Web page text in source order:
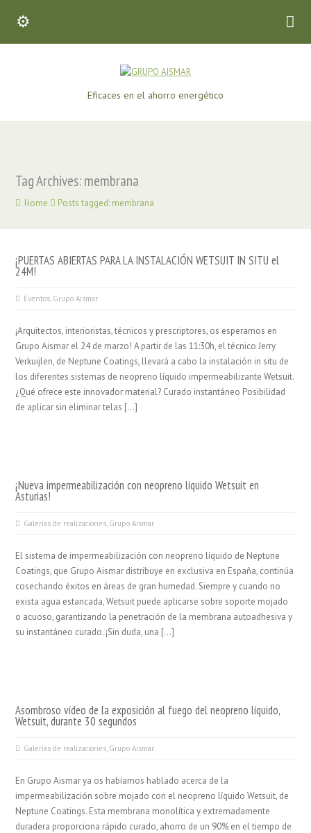
Eficaces en el ahorro energético
Tag Archives: membrana
Home Posts tagged: membrana
¡PUERTAS ABIERTAS PARA LA INSTALACIÓN WETSUIT IN SITU el
24M!
Eventos, Grupo Aismar
¡Arquitectos, interioristas, técnicos y prescriptores, os esperamos en
Grupo Aismar el 24 de marzo! A partir de las 11:30h, el técnico Jerry
Verkuijlen, de Neptune Coatings, llevará a cabo la instalación in situ de
los diferentes sistemas de neopreno líquido impermeabilizante Wetsuit.
¿Qué ofrece este innovador material? Curado instantáneo Posibilidad
de aplicar sin eliminar telas […]
¡Nueva impermeabilización con neopreno líquido Wetsuit en
Asturias!
Galerías de realizaciones, Grupo Aismar
El sistema de impermeabilización con neopreno líquido de Neptune
Coatings, que Grupo Aismar distribuye en exclusiva en España, continúa
cosechando éxitos en áreas de gran humedad. Siempre y cuando no
exista agua estancada, Wetsuit puede aplicarse sobre soporte mojado
o acuoso, garantizando la penetración de la membrana autoadhesiva y
su instantáneo curado. ¡Sin duda, una […]
Asombroso vídeo de la exposición al fuego del neopreno líquido,
Wetsuit, durante 30 segundos
Galerías de realizaciones, Grupo Aismar
En Grupo Aismar ya os habíamos hablado acerca de la
impermeabilización sobre mojado con el neopreno líquido Wetsuit, de
Neptune Coatings. Esta membrana monolítica y extremadamente
duradera proporciona rápido curado, ahorro de un 90% en el tiempo de